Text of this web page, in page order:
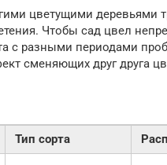
цветущими деревьями
Чтобы сад цвел
с разными периодами
сменяющих друг друга
Тип сорта